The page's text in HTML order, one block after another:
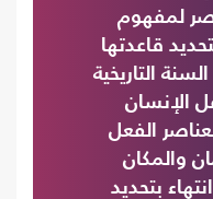
لمفهوم
قاعدتها
التاريخية
الإنسان
الفعل
والمكان
بتحديد